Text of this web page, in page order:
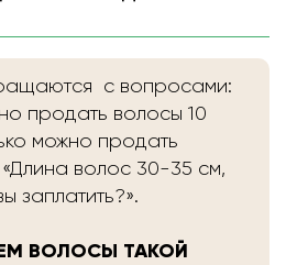
с вопросами:
продать волосы 10
можно продать
волос 30-35 см,
заплатить?».
ВОЛОСЫ ТАКОЙ